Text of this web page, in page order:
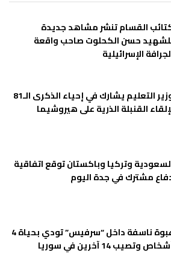
القسام تنشر مشاهد جديدة
حسن الكحلوت صاحب واقعة
الإسرائيلية
وزير التعليم يشارك في إحياء الذكرى الـ81
القنبلة الذرية على هيروشيما
وتركيا وباكستان توقع اتفاقية
مشترك في جدة اليوم
عبوة ناسفة داخل “سرفيس” تودي بحياة 4
وتصيب 14 آخرين في سوريا